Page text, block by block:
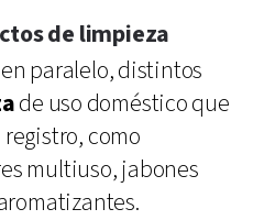
de limpieza
paralelo, distintos
de uso doméstico que
como
multiuso, jabones